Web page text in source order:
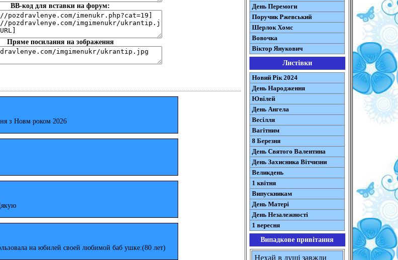
BB-код для вставки на форум:
Пряме посилання на зображення
з Новм роком 2026
на юбилей своей любимой баб ушке:(80 лет)
День Перемоги
Поручик Ржевський
Шерлок Хомс
Вовочка
Віктор Янукович
Листівки
Новий Рік 2024
День Народження
Ювілей
День Ангела
Весілля
Вагітним
8 Березня
День Святого Валентина
День Захисника Вітчизни
Великдень
1 квітня
Випускникам
День Матері
День Незалежності
1 вересня
Випадкове привітання
Нехай в душі завжди